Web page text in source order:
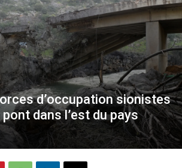
d’occupation sionistes
dans l’est du pays